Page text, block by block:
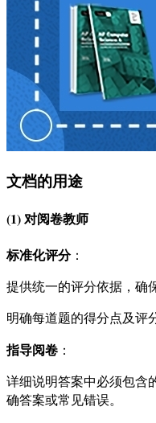
文档的用途
(1) 对阅卷教师
标准化评分：
提供统一的评分依据，确
明确每道题的得分点及评
指导阅卷 ：
详细说明答案中必须包含
确答案或常见错误。